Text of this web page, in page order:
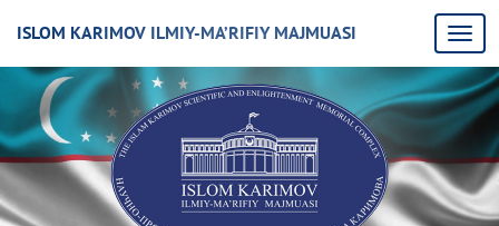
ISLOM KARIMOV ILMIY-MA’RIFIY MAJMUASI